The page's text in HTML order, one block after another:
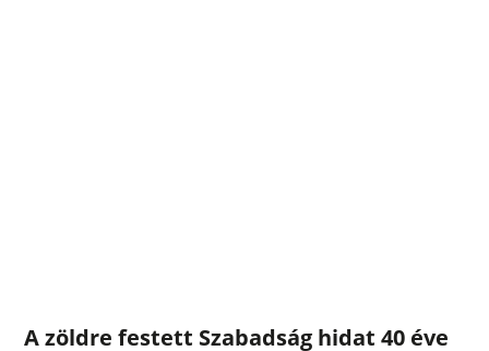
A zöldre festett Szabadság hidat 40 éve